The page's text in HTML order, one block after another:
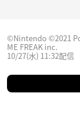
©Nintendo ©2021
ME FREAK inc.
10/27(水) 11:32配信